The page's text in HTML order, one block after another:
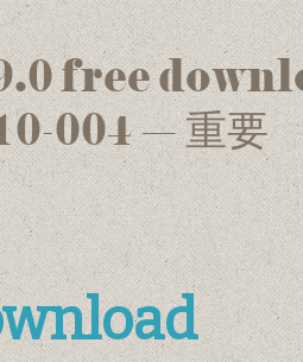
free
004 – 重要